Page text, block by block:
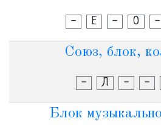
- Е - О -
Союз, блок,
- Л - -
Блок